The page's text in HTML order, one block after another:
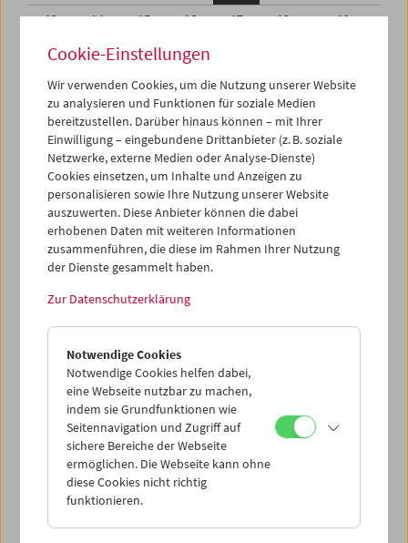
13
14 15 16 17 18
19
20
21 22 23
27
29 01
03
04
05 06 07 08 09
iCalender
Programmheft-PDF
English language or subtitles
< Vorherige Woche
Mo 6.6.
Di 7.6.
Mi 8.6.
Do 9.6.
Cookie-Einstellungen
Wir verwenden Cookies, um die Nutzung unserer Website
zu analysieren und Funktionen für soziale Medien
bereitzustellen. Darüber hinaus können – mit Ihrer
Einwilligung – eingebundene Drittanbieter (z. B. soziale
Netzwerke, externe Medien oder Analyse-Dienste)
Cookies einsetzen, um Inhalte und Anzeigen zu
personalisieren sowie Ihre Nutzung unserer Website
auszuwerten. Diese Anbieter können die dabei
erhobenen Daten mit weiteren Informationen
zusammenführen, die diese im Rahmen Ihrer Nutzung
der Dienste gesammelt haben.
Zur Datenschutzerklärung
Notwendige Cookies
Notwendige Cookies helfen dabei,
eine Webseite nutzbar zu machen,
indem sie Grundfunktionen wie
Seitennavigation und Zugriff auf
sichere Bereiche der Webseite
ermöglichen. Die Webseite kann ohne
diese Cookies nicht richtig
funktionieren.